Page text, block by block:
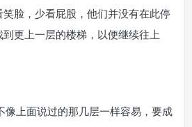
脸，少看屁股，他们并没有在此停
更上一层的楼梯，以便继续往上
像上面说过的那几层一样容易，要成